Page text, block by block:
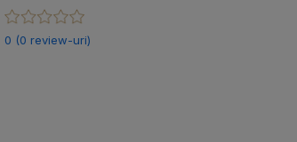
0 (0 review-uri)